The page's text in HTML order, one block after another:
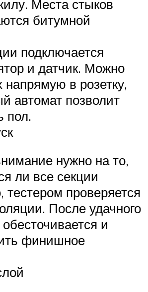
Места стыков
битумной
подключается
и датчик. Можно
напрямую в розетку,
автомат позволит
пол.
нужно на то,
ли все секции
тестером проверяется
После удачного
и
финишное